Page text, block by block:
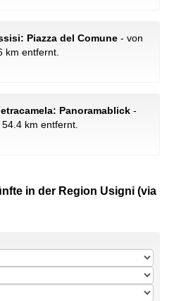
Piazza del Comune - von
km entfernt.
Panoramablick -
km entfernt.
in der Region Usigni (via